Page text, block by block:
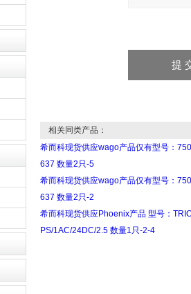
相关同类产品：
希而科现货供应wago产品仅有型号：
637 数量2只-5
希而科现货供应wago产品仅有型号：
637 数量2只-2
希而科现货供应Phoenix产品 型号：
PS/1AC/24DC/2.5 数量1只-2-4